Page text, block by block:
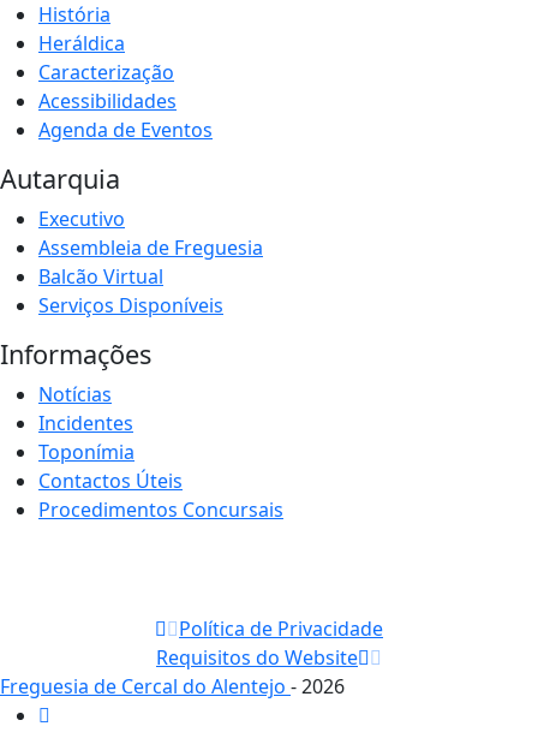
História
Heráldica
Caracterização
Acessibilidades
Agenda de Eventos
Autarquia
Executivo
Assembleia de Freguesia
Balcão Virtual
Serviços Disponíveis
Informações
Notícias
Incidentes
Toponímia
Contactos Úteis
Procedimentos Concursais
Política de Privacidade
Requisitos do Website
Freguesia de Cercal do Alentejo - 2026